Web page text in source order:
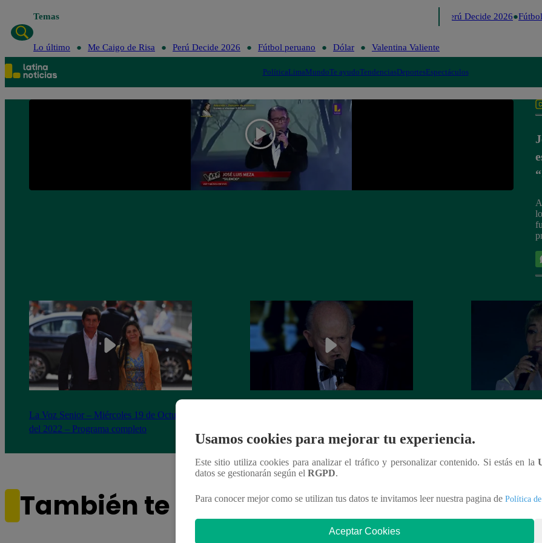
Temas Perú Decide 2026 Fútbol
Lo último Me Caigo de Risa Perú Decide 2026 Fútbol peruano Dólar Valentina Valiente
PolíticaLimaMundoTe ayudoTendenciasDeportesEspectáculos
La Voz Senior – Miércoles 19 de Octubre
del 2022 – Programa completo
También te puede interesar
Usamos cookies para mejorar tu experiencia.
Este sitio utiliza cookies para analizar el tráfico y personalizar contenido. Si estás en la
datos se gestionarán según el RGPD.
Para conocer mejor como se utilizan tus datos te invitamos leer nuestra pagina de Política
Aceptar Cookies